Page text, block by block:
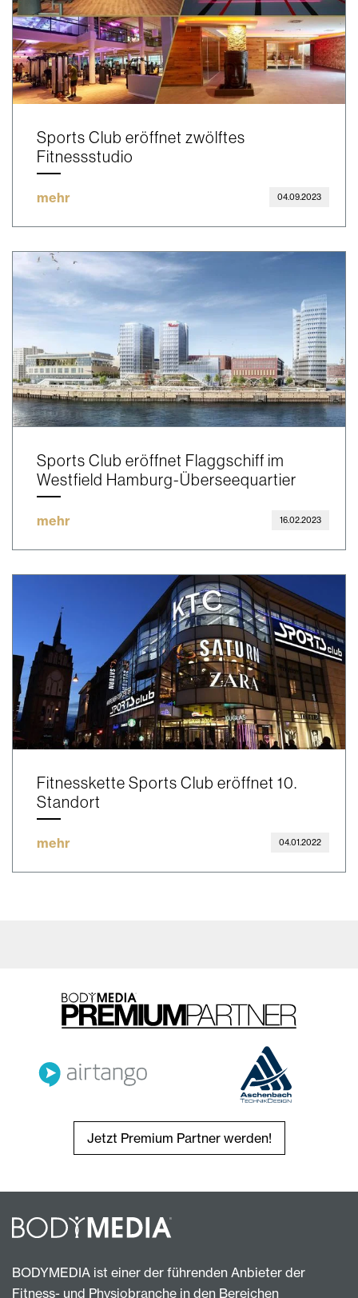
Sports Club eröffnet zwölftes
Fitnessstudio
mehr 04.09.2023
Sports Club eröffnet Flaggschiff im
Westfield Hamburg-Überseequartier
mehr 16.02.2023
Fitnesskette Sports Club eröffnet 10.
Standort
mehr 04.01.2022
Jetzt Premium Partner werden!
BODYMEDIA ist einer der führenden Anbieter der
Fitness- und Physiobranche in den Bereichen